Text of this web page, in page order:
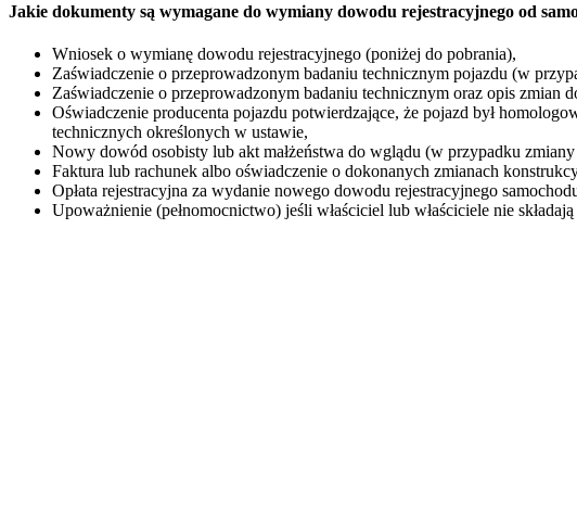
Jakie dokumenty są wymagane do wymiany dowodu rejestracyjnego od
Wniosek o wymianę dowodu rejestracyjnego (poniżej do pobrania),
Zaświadczenie o przeprowadzonym badaniu technicznym pojazdu (w
Zaświadczenie o przeprowadzonym badaniu technicznym oraz opis
Oświadczenie producenta pojazdu potwierdzające, że pojazd był
technicznych określonych w ustawie,
Nowy dowód osobisty lub akt małżeństwa do wglądu (w przypadku
Faktura lub rachunek albo oświadczenie o dokonanych zmianach
Opłata rejestracyjna za wydanie nowego dowodu rejestracyjnego
Upoważnienie (pełnomocnictwo) jeśli właściciel lub właściciele nie